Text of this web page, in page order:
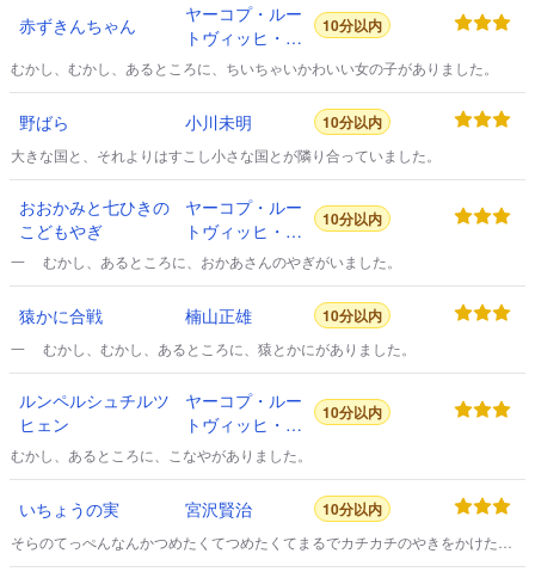
赤ずきんちゃん
ヤーコプ・ルー
トヴィッヒ・カ
ール・グリム
10分以内
むかし、むかし、あるところに、ちいちゃいかわいい女の子がありました。
野ばら 小川未明 10分以内
大きな国と、それよりはすこし小さな国とが隣り合っていました。
おおかみと七ひきの
こどもやぎ
ヤーコプ・ルー
トヴィッヒ・カ
ール・グリム
10分以内
一 むかし、あるところに、おかあさんのやぎがいました。
猿かに合戦 楠山正雄 10分以内
一 むかし、むかし、あるところに、猿とかにがありました。
ルンペルシュチルツ
ヒェン
ヤーコプ・ルー
トヴィッヒ・カ
ール・グリム
10分以内
むかし、あるところに、こなやがありました。
いちょうの実 宮沢賢治 10分以内
そらのてっぺんなんかつめたくてつめたくてまるでカチカチのやきをかけた鋼